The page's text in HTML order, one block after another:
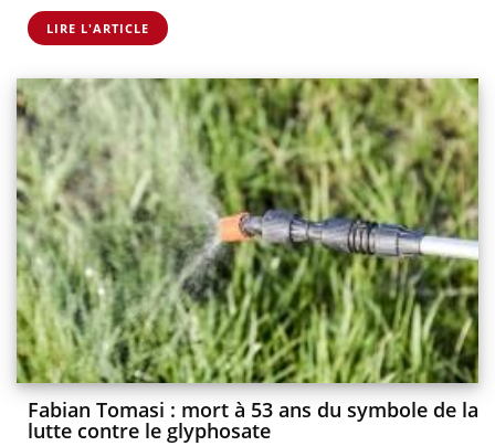
LIRE L'ARTICLE
Fabian Tomasi : mort à 53 ans du symbole de la
lutte contre le glyphosate